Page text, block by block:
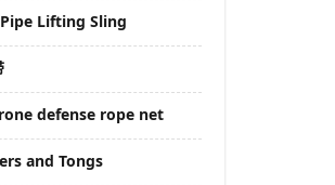
Lifting Sling
defense rope net
and Tongs